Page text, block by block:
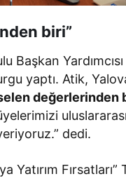
biri”
Başkan Yardımcısı
yaptı. Atik,
değerlerinden
dedi.